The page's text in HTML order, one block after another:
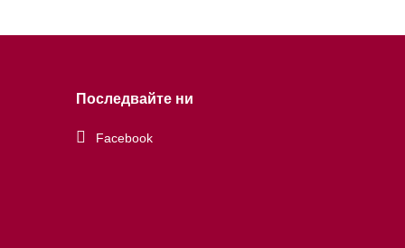
Последвайте ни
Facebook